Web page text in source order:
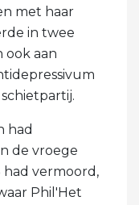
met haar
in twee
ook aan
had
de vroege
vermoord,
Phil'Het